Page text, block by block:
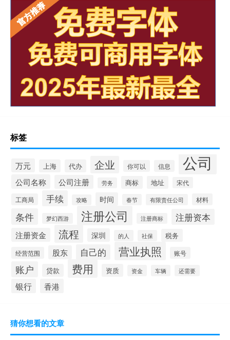
标签
万元 上海 代办 企业 你可以 信息 公司
公司名称 公司注册 劳务 商标 地址 宋代
工商局 手续 攻略 时间 春节 有限责任公司 材料
条件 梦幻西游 注册公司 注册商标 注册资本
注册资金 流程 深圳 的人 社保 税务
经营范围 股东 自己的 营业执照 账号
账户 贷款 费用 资质 资金 车辆 还需要
银行 香港
猜你想看的文章